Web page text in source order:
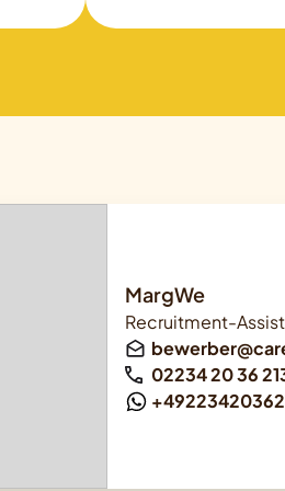
MargWe
Recruitment-
02234 20 36